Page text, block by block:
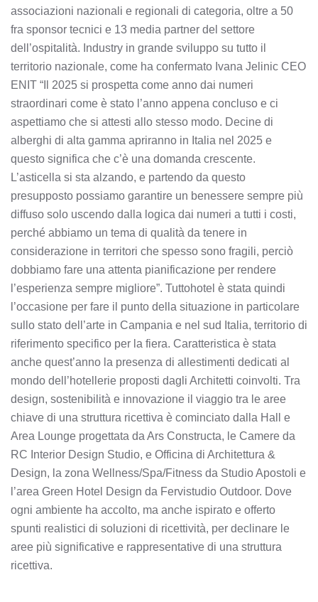
associazioni nazionali e regionali di categoria, oltre a 50
fra sponsor tecnici e 13 media partner del settore
dell’ospitalità. Industry in grande sviluppo su tutto il
territorio nazionale, come ha confermato Ivana Jelinic CEO
ENIT “Il 2025 si prospetta come anno dai numeri
straordinari come è stato l’anno appena concluso e ci
aspettiamo che si attesti allo stesso modo. Decine di
alberghi di alta gamma apriranno in Italia nel 2025 e
questo significa che c’è una domanda crescente.
L’asticella si sta alzando, e partendo da questo
presupposto possiamo garantire un benessere sempre più
diffuso solo uscendo dalla logica dai numeri a tutti i costi,
perché abbiamo un tema di qualità da tenere in
considerazione in territori che spesso sono fragili, perciò
dobbiamo fare una attenta pianificazione per rendere
l’esperienza sempre migliore”. Tuttohotel è stata quindi
l’occasione per fare il punto della situazione in particolare
sullo stato dell’arte in Campania e nel sud Italia, territorio di
riferimento specifico per la fiera. Caratteristica è stata
anche quest’anno la presenza di allestimenti dedicati al
mondo dell’hotellerie proposti dagli Architetti coinvolti. Tra
design, sostenibilità e innovazione il viaggio tra le aree
chiave di una struttura ricettiva è cominciato dalla Hall e
Area Lounge progettata da Ars Constructa, le Camere da
RC Interior Design Studio, e Officina di Architettura &
Design, la zona Wellness/Spa/Fitness da Studio Apostoli e
l’area Green Hotel Design da Fervistudio Outdoor. Dove
ogni ambiente ha accolto, ma anche ispirato e offerto
spunti realistici di soluzioni di ricettività, per declinare le
aree più significative e rappresentative di una struttura
ricettiva.